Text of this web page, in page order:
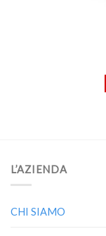
L’AZIENDA
CHI SIAMO